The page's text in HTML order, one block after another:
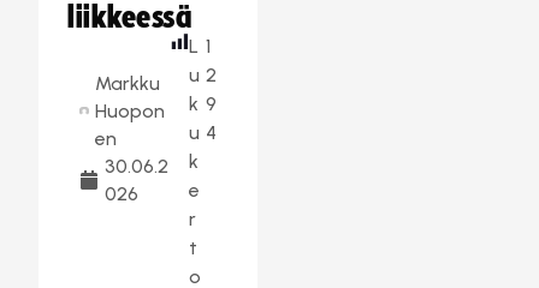
liikkeessä
Markku
Huopon
en
30.06.2
026
L
u
k
u
k
e
r
t
o
1
2
9
4